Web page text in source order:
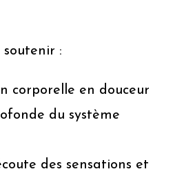
soutenir :
corporelle en douceur
du système
des sensations et